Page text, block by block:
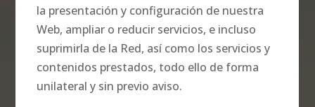
la presentación y configuración de nuestra
Web, ampliar o reducir servicios, e incluso
suprimirla de la Red, así como los servicios y
contenidos prestados, todo ello de forma
unilateral y sin previo aviso.